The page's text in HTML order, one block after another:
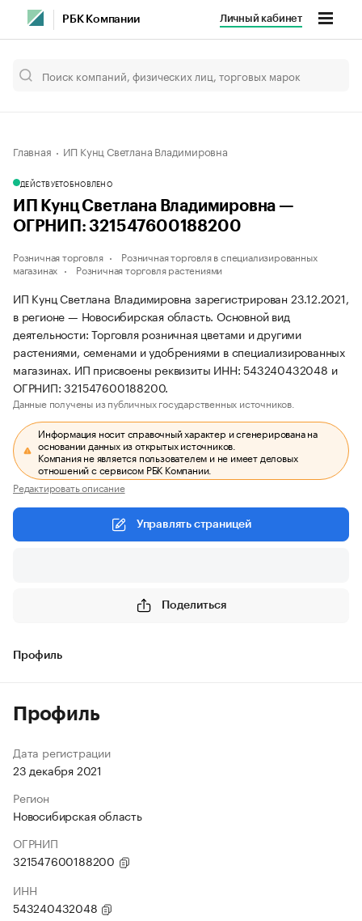
РБК Компании Личный кабинет
Главная ИП Кунц Светлана Владимировна
ДЕЙСТВУЕТОБНОВЛЕНО
ИП Кунц Светлана Владимировна —
ОГРНИП: 321547600188200
Розничная торговля
Розничная торговля в специализированных
магазинах
Розничная торговля растениями
ИП Кунц Светлана Владимировна зарегистрирован 23.12.2021,
в регионе — Новосибирская область. Основной вид
деятельности: Торговля розничная цветами и другими
растениями, семенами и удобрениями в специализированных
магазинах. ИП присвоены реквизиты ИНН: 543240432048 и
ОГРНИП: 321547600188200.
Данные получены из публичных государственных источников.
Информация носит справочный характер и сгенерирована на
основании данных из открытых источников.
Компания не является пользователем и не имеет деловых
отношений с сервисом РБК Компании.
Редактировать описание
Управлять страницей
Поделиться
Профиль
Профиль
Дата регистрации
23 декабря 2021
Регион
Новосибирская область
ОГРНИП
321547600188200
ИНН
543240432048